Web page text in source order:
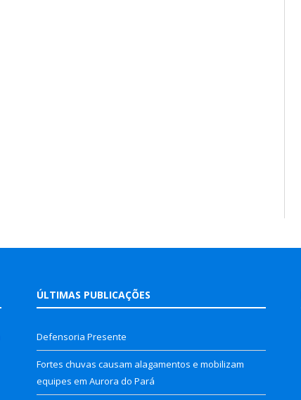
ÚLTIMAS PUBLICAÇÕES
Defensoria Presente
Fortes chuvas causam alagamentos e mobilizam
equipes em Aurora do Pará